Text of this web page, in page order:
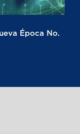
Época No.